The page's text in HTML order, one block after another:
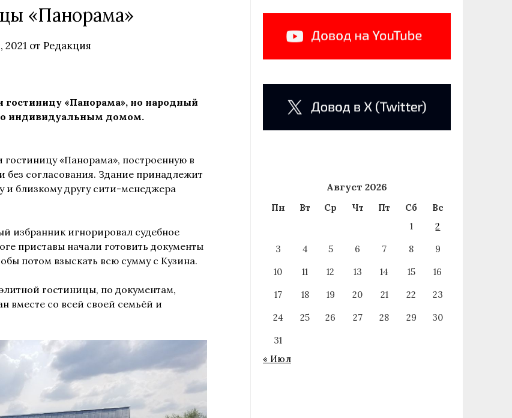
«Панорама»
2021 отРедакция
гостиницу «Панорама», но народный
индивидуальным домом.
гостиницу «Панорама», построенную в
согласования. Здание принадлежит
и близкому другу сити-менеджера
избранник игнорировал судебное
приставы начали готовить документы
потом взыскать всю сумму с Кузина.
гостиницы, по документам,
вместе со всей своей семьёй и
Август 2026
Пн Вт Ср Чт Пт Сб
Вс
1
2
3
4 5 6 7 8
9
10
11 12 13 14 15
16
17
18 19 20 21 22
23
24
25 26 27 28 29
30
31
« Июл